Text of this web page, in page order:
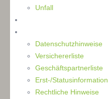
Unfall
Datenschutzhinweise
Versichererliste
Geschäftspartnerliste
Erst-/Statusinformation
Rechtliche Hinweise